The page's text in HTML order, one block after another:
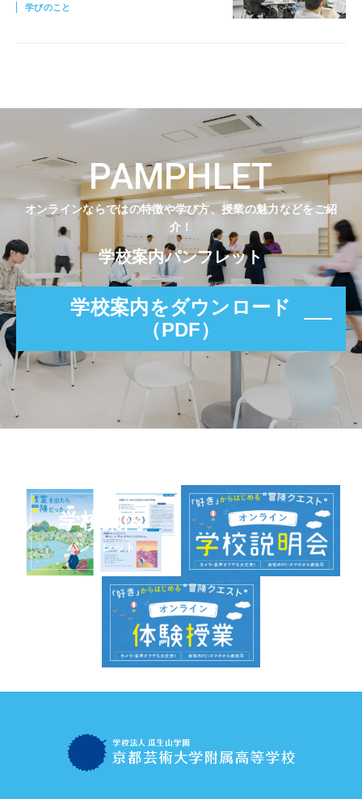
学びのこと
PAMPHLET
オンラインならではの特徴や学び方、授業の魅力などをご紹
介！
学校案内パンフレット
学校案内をダウンロード
（PDF）
学校案内
パンフレット